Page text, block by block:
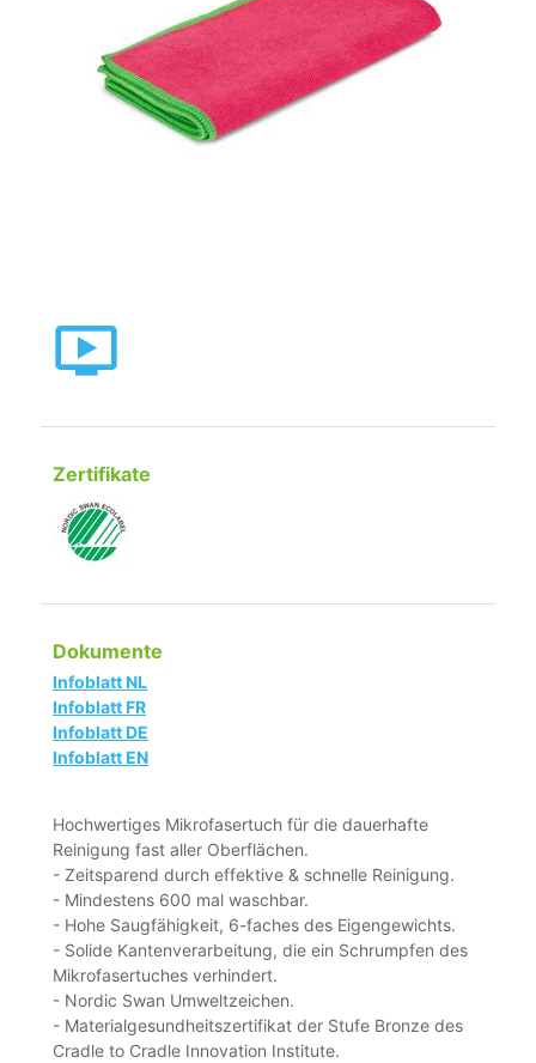
Zertifikate
Dokumente
Infoblatt NL
Infoblatt FR
Infoblatt DE
Infoblatt EN
Hochwertiges Mikrofasertuch für die dauerhafte
Reinigung fast aller Oberflächen.
- Zeitsparend durch effektive & schnelle Reinigung.
- Mindestens 600 mal waschbar.
- Hohe Saugfähigkeit, 6-faches des Eigengewichts.
- Solide Kantenverarbeitung, die ein Schrumpfen des
Mikrofasertuches verhindert.
- Nordic Swan Umweltzeichen.
- Materialgesundheitszertifikat der Stufe Bronze des
Cradle to Cradle Innovation Institute.